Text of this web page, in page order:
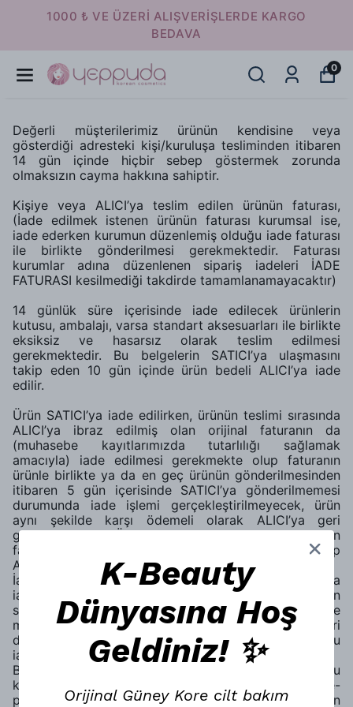
16:00 ' A KADAR VERİLEN SİPARİŞLER
AYNI GÜN KARGODA
0
Değerli müşterilerimiz ürünün kendisine veya
gösterdiği adresteki kişi/kuruluşa tesliminden itibaren
14 gün içinde hiçbir sebep göstermek zorunda
olmaksızın cayma hakkına sahiptir.
Kişiye veya ALICI’ya teslim edilen ürünün faturası,
(İade edilmek istenen ürünün faturası kurumsal ise,
iade ederken kurumun düzenlemiş olduğu iade faturası
ile birlikte gönderilmesi gerekmektedir. Faturası
kurumlar adına düzenlenen sipariş iadeleri İADE
FATURASI kesilmediği takdirde tamamlanamayacaktır)
14 günlük süre içerisinde iade edilecek ürünlerin
kutusu, ambalajı, varsa standart aksesuarları ile birlikte
eksiksiz ve hasarsız olarak teslim edilmesi
gerekmektedir. Bu belgelerin SATICI’ya ulaşmasını
takip eden 10 gün içinde ürün bedeli ALICI’ya iade
edilir.
Ürün SATICI’ya iade edilirken, ürünün teslimi sırasında
ALICI’ya ibraz edilmiş olan orijinal faturanın da
(muhasebe kayıtlarımızda tutarlılığı sağlamak
amacıyla) iade edilmesi gerekmekte olup faturanın
ürünle birlikte ya da en geç ürünün gönderilmesinden
itibaren 5 gün içerisinde SATICI’ya gönderilmemesi
durumunda iade işlemi gerçekleştirilmeyecek, ürün
aynı şekilde karşı ödemeli olarak ALICI’ya geri
gönderilecektir. Ürünle beraber iade edilecek olan
faturanın üzerine de “iade faturasıdır” ibaresi yazılıp
ALICI tarafından imzalanacaktır.
İade gönderimi sırasında, kargo firmalarından ya da
iade işlemini gerçekleştiren müşteriden kaynaklanan
sebeplerle, ürün ve ürünle birlikte gönderilen evrak ve
materyallerde meydana gelen bozulma ya da benzeri
değer kaybettirici her türlü durumun sorumluluğu
iadeyi gerçekleştiren ALICI’ya aittir.
Bildirim için SATICI Müşteri Hizmetleri İletişim Formu’nu
kullanabilir ya da
adresine e-
posta gönderebilirsiniz. Yeppuda'dan onay alınmadan
K-Beauty
Dünyasına Hoş
Geldiniz! ✨
Orijinal Güney Kore cilt bakım